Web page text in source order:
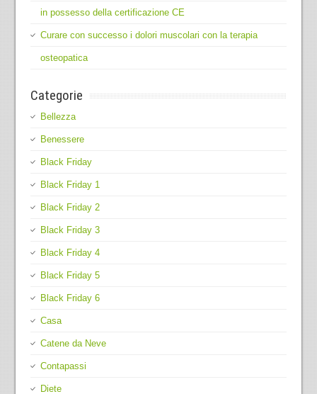
in possesso della certificazione CE
Curare con successo i dolori muscolari con la terapia
osteopatica
Categorie
Bellezza
Benessere
Black Friday
Black Friday 1
Black Friday 2
Black Friday 3
Black Friday 4
Black Friday 5
Black Friday 6
Casa
Catene da Neve
Contapassi
Diete